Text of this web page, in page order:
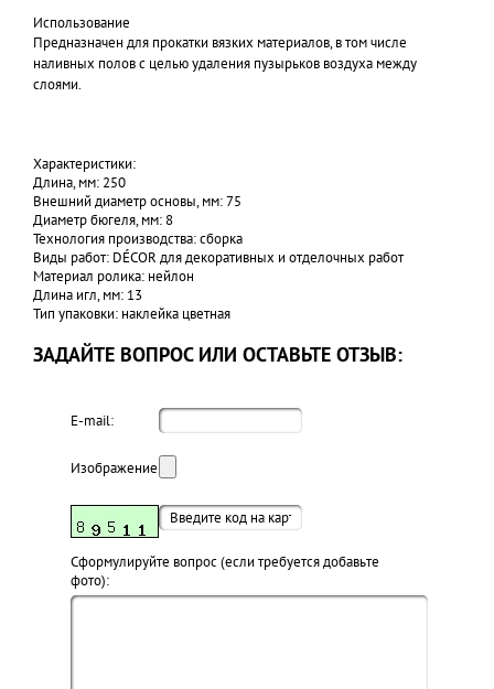
Использование
Предназначен для прокатки вязких материалов, в том числе
наливных полов с целью удаления пузырьков воздуха между
слоями.
Характеристики:
Длина, мм: 250
Внешний диаметр основы, мм: 75
Диаметр бюгеля, мм: 8
Технология производства: сборка
Виды работ: DÉCOR для декоративных и отделочных работ
Материал ролика: нейлон
Длина игл, мм: 13
Тип упаковки: наклейка цветная
ЗАДАЙТЕ ВОПРОС ИЛИ ОСТАВЬТЕ ОТЗЫВ:
E-mail:
Изображение:
Cформулируйте вопрос (если требуется добавьте
фото):